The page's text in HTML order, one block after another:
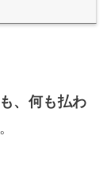
、何も払わ